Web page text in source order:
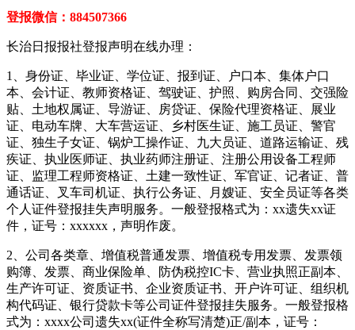
登报微信：884507366
长治日报报社登报声明在线办理：
1、身份证、毕业证、学位证、报到证、户口本、集体户口
本、会计证、教师资格证、驾驶证、护照、购房合同、交强险
贴、土地权属证、导游证、房贷证、保险代理资格证、展业
证、电动车牌、大车营运证、乡村医生证、施工员证、警官
证、独生子女证、锅炉工操作证、九大员证、道路运输证、残
疾证、执业医师证、执业药师注册证、注册公用设备工程师
证、监理工程师资格证、土建一致性证、军官证、记者证、普
通话证、叉车司机证、执行公务证、月嫂证、安全员证等各类
个人证件登报挂失声明服务。一般登报格式为：xx遗失xx证
件，证号：xxxxxx，声明作废。
2、公司各类章、增值税普通发票、增值税专用发票、发票领
购簿、发票、商业保险单、防伪税控IC卡、营业执照正副本、
生产许可证、资质证书、企业资质证书、开户许可证、组织机
构代码证、银行贷款卡等公司证件登报挂失服务。一般登报格
式为：xxxx公司遗失xx(证件全称写清楚)正/副本，证号：